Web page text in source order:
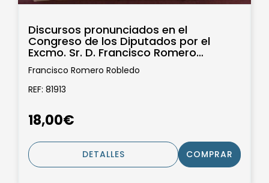
Discursos pronunciados en el
Congreso de los Diputados por el
Excmo. Sr. D. Francisco Romero
Robledo,...
Francisco Romero Robledo
REF: 81913
18,00€
DETALLES COMPRAR